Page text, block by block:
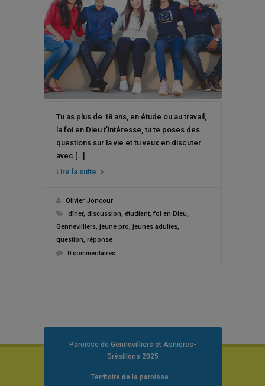
Tu as plus de 18 ans, en étude ou au travail,
la foi en Dieu t’intéresse, tu te poses des
questions sur la vie et tu veux en discuter
avec […]
Lire la suite
Olivier Joncour
dîner, discussion, étudiant, foi en Dieu,
Gennevilliers, jeune pro, jeunes adultes,
question, réponse
0 commentaires
Paroisse de Gennevilliers et Asnières-
Grésillons 2025
Territoire de la paroisse